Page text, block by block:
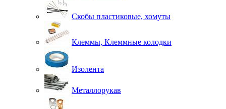
Скобы пластиковые, хомуты
Клеммы, Клеммные колодки
Изолента
Металлорукав